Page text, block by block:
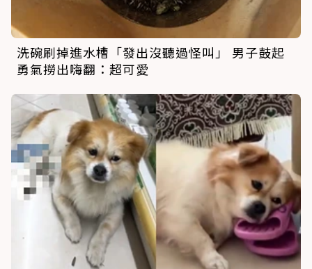
洗碗刷掉進水槽「發出沒聽過怪叫」 男子鼓起
勇氣撈出嗨翻：超可愛